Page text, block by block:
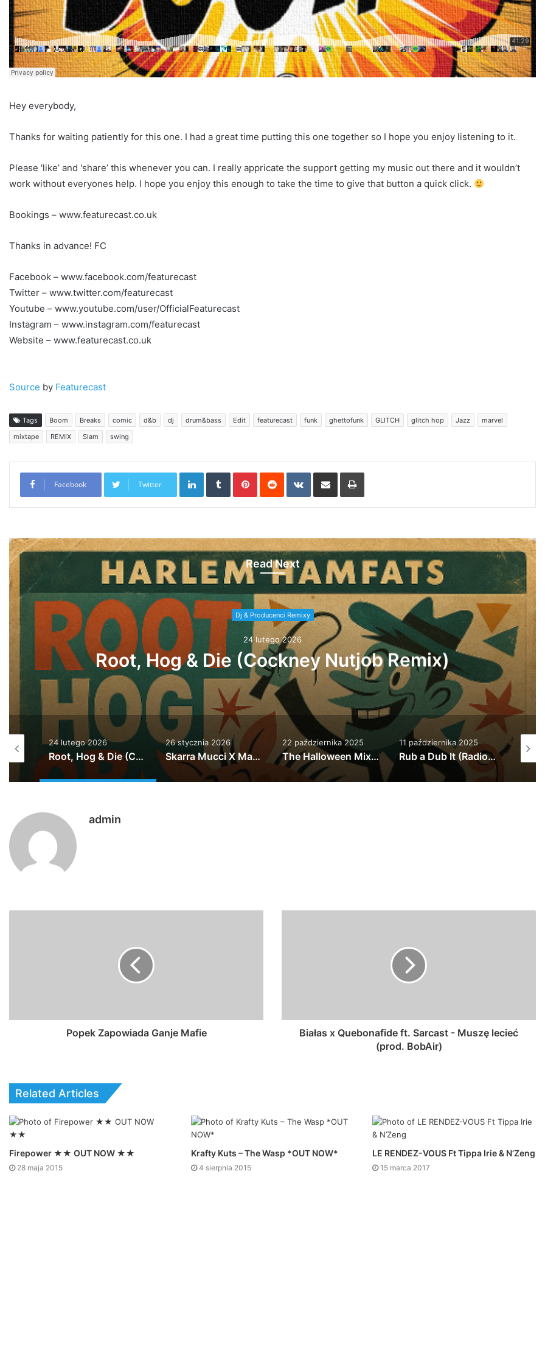
Hey everybody,
Thanks for waiting patiently for this one. I had a great time putting this one together so I hope you enjoy listening to it.
Please 'like’ and 'share’ this whenever you can. I really appricate the support getting my music out there and it wouldn’t
work without everyones help. I hope you enjoy this enough to take the time to give that button a quick click.
Bookings – www.featurecast.co.uk
Thanks in advance! FC
Facebook – www.facebook.com/featurecast
Twitter – www.twitter.com/featurecast
Youtube – www.youtube.com/user/OfficialFeaturecast
Instagram – www.instagram.com/featurecast
Website – www.featurecast.co.uk
Source by Featurecast
Tags Boom Breaks comic d&b dj drum&bass Edit featurecast funk ghettofunk GLITCH glitch hop Jazz
marvel
mixtape
REMIX Slam swing
Facebook Twitter
LinkedInTumblrPinterestReddit VKontakte
Share via Email Print
Read Next
Dj & Producenci Remixy
26 stycznia 2026
Skarra Mucci X Manudigital X Queen Omega – Feel It
(Fredy High Bootleg) * * FREE DL* *
26 stycznia 2026
Skarra Mucci X Manudigital X Queen Omega – Feel It (Fredy High Bootleg) * * FREE DL* *
22 października 2025
The Halloween Mixtape
11 października 2025
Rub a Dub It (Radio Edit)
11 października 2025
Rub a Dub It
admin
Popek Zapowiada Ganje Mafie
Białas x Quebonafide ft. Sarcast - Muszę lecieć
(prod. BobAir)
Related Articles
Firepower ★★ OUT NOW ★★
28 maja 2015
Krafty Kuts – The Wasp *OUT NOW*
4 sierpnia 2015
LE RENDEZ-VOUS Ft Tippa Irie & N’Zeng
15 marca 2017